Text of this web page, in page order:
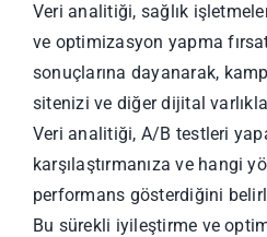
Veri analitiği, sağlık
ve optimizasyon yapma
sonuçlarına dayanarak,
sitenizi ve diğer dijital
Veri analitiği, A/B testleri
karşılaştırmanıza ve hangi
performans gösterdiğini
Bu sürekli iyileştirme ve